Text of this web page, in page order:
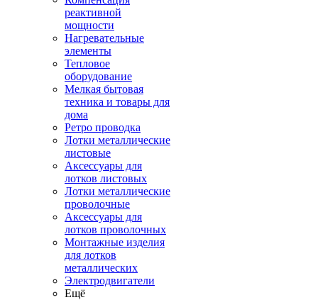
реактивной
мощности
Нагревательные
элементы
Тепловое
оборудование
Мелкая бытовая
техника и товары для
дома
Ретро проводка
Лотки металлические
листовые
Аксессуары для
лотков листовых
Лотки металлические
проволочные
Аксессуары для
лотков проволочных
Монтажные изделия
для лотков
металлических
Электродвигатели
Ещё